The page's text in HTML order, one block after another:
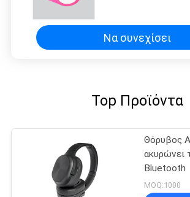
Να συνεχίσει
Top Προϊόντα
Θόρυβος
ακυρώνει
Bluetooth
MOQ:1000